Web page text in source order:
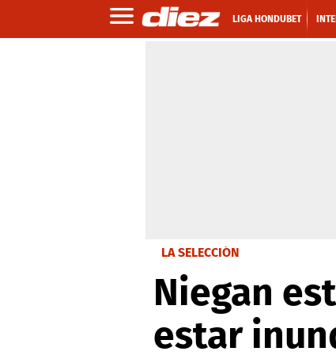
LIGA HONDUBET
LA SELECCIÓN
Niegan
estar